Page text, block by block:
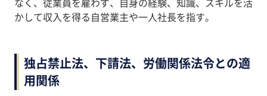
かして収入を得る自営業主や一人社長を指す。
独占禁止法、下請法、労働関係法令との適
用関係